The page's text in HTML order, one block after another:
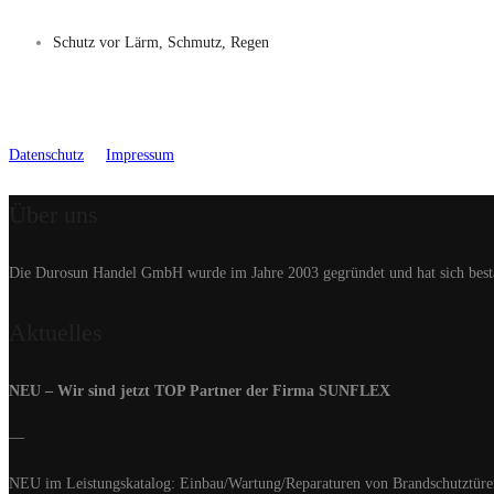
Schutz vor Lärm, Schmutz, Regen
Datenschutz Impressum
Die Durosun Handel GmbH wurde im Jahre 2003 gegründet und hat sich
NEU – Wir sind jetzt TOP Partner der Firma SUNFLEX
—
NEU im Leistungskatalog: Einbau/Wartung/Reparaturen von